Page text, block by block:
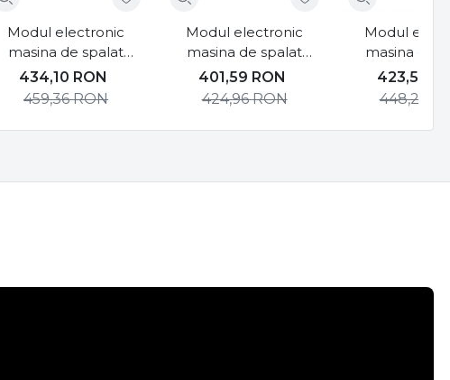
Modul electronic
masina de spalat
Gorenje WHE74S3
434,10 RON
459,36RON
Modul electronic
masina de spalat
Gorenje WP70S3
401,59 RON
424,96RON
Modul
masina de
Gorenje
423,57
448,22